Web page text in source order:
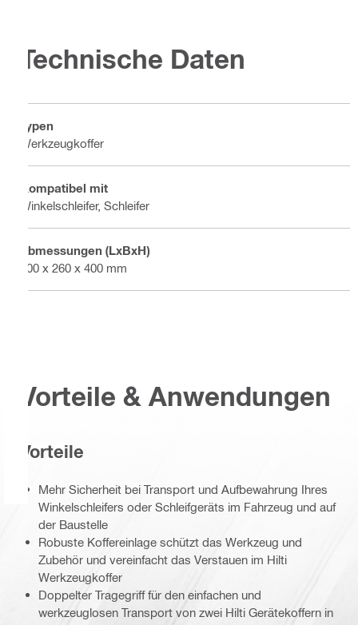
Technische Daten
Typen
Werkzeugkoffer
Kompatibel mit
Winkelschleifer, Schleifer
Abmessungen (LxBxH)
600 x 260 x 400 mm
Vorteile & Anwendungen
Vorteile
Mehr Sicherheit bei Transport und Aufbewahrung Ihres
Winkelschleifers oder Schleifgeräts im Fahrzeug und auf
der Baustelle
Robuste Koffereinlage schützt das Werkzeug und
Zubehör und vereinfacht das Verstauen im Hilti
Werkzeugkoffer
Doppelter Tragegriff für den einfachen und
werkzeuglosen Transport von zwei Hilti Gerätekoffern in